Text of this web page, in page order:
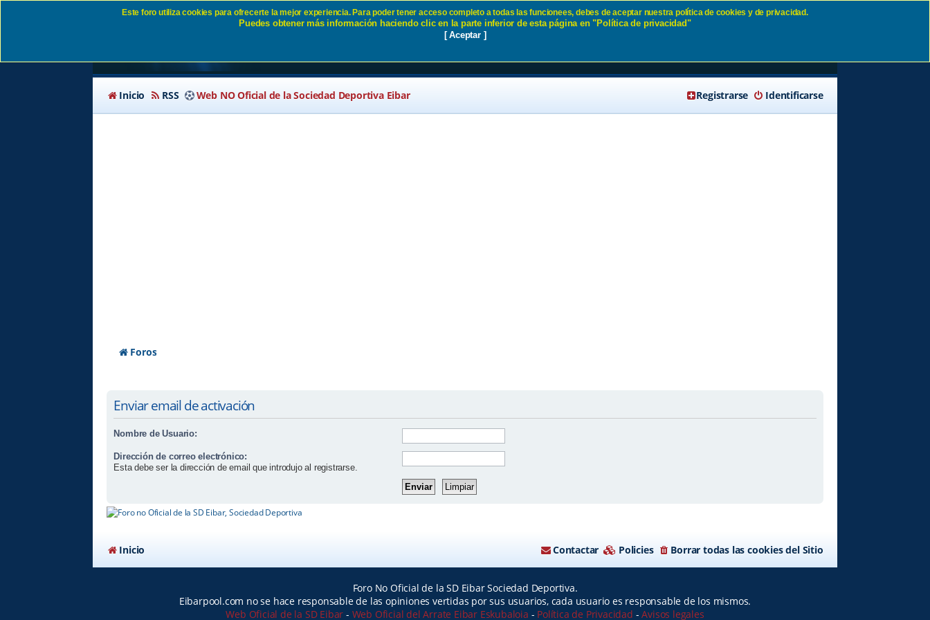
Enviar email de activación SD Eibar
Inicio RSS Web NO Oficial de la Sociedad Deportiva Eibar Identificarse
Registrarse
Foros
Enviar email de activación
Nombre de Usuario:
Dirección de correo electrónico:
Esta debe ser la dirección de email que introdujo al registrarse.
Este foro utiliza cookies para ofrecerte la mejor experiencia. Para poder tener acceso completo a todas las funcionees, debes de aceptar nuestra política de cookies y de privacidad.
Puedes obtener más información haciendo clic en la parte inferior de esta página en "Política de privacidad"
[ Aceptar ]
Inicio Borrar todas las cookies del Sitio
Policies
Contactar
Foro No Oficial de la SD Eibar Sociedad Deportiva.
Eibarpool.com no se hace responsable de las opiniones vertidas por sus usuarios, cada usuario es responsable de los mismos.
Web Oficial de la SD Eibar - Web Oficial del Arrate Eibar Eskubaloia - Política de Privacidad -Avisos legales